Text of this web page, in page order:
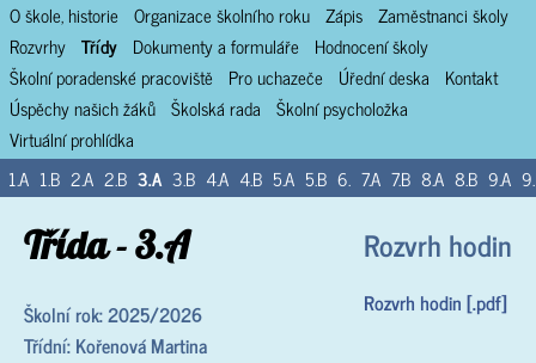
O škole, historie Organizace školního roku Zápis Zaměstnanci školy
Rozvrhy Třídy Dokumenty a formuláře
Hodnocení školy
Školní poradenské pracoviště
Pro uchazeče Úřední deska
Kontakt
Úspěchy našich žáků Školská rada Školní psycholožka
Virtuální prohlídka
1.A 1.B 2.A 2.B 3.A 3.B 4.A 4.B 5.A 5.B 6. 7.A 7.B 8.A 8.B 9.A
Rozvrh hodin
Rozvrh hodin [.pdf]
Třída - 3.A
Školní rok: 2025/2026
Třídní: Kořenová Martina